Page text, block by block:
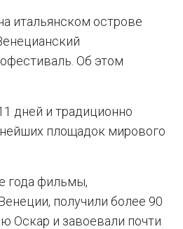
итальянском острове
Об этом
дней и традиционно
площадок мирового
года фильмы,
получили более 90
Оскар и завоевали почти